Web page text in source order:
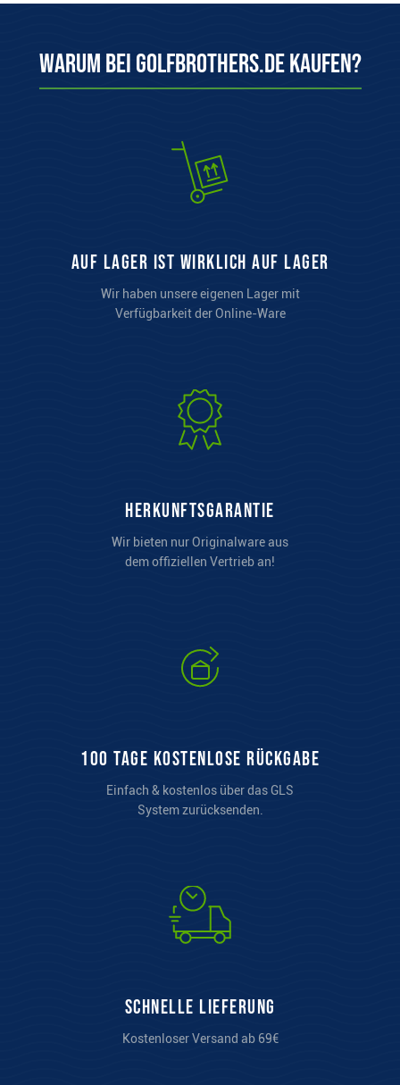
Warum bei Golfbrothers.de kaufen?
auf Lager ist wirklich auf Lager
Wir haben unsere eigenen Lager mit
Verfügbarkeit der Online-Ware
Herkunftsgarantie
Wir bieten nur Originalware aus
dem offiziellen Vertrieb an!
100 Tage kostenlose Rückgabe
Einfach & kostenlos über das GLS
System zurücksenden.
Schnelle Lieferung
Kostenloser Versand ab 69€